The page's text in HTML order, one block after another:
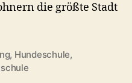
die größte Stadt
, Hundeschule,